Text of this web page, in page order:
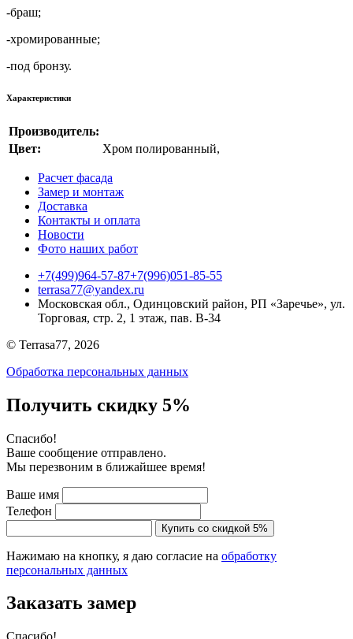
-браш;
-хромированные;
-под бронзу.
Характеристики
Производитель:
Цвет:
Хром полированный,
Расчет фасада
Замер и монтаж
Доставка
Контакты и оплата
Новости
Фото наших работ
+7(499)964-57-87+7(996)051-85-55
terrasa77@yandex.ru
Московская обл., Одинцовский район, РП «Заречье», ул.
Торговая, стр. 2, 1 этаж, пав. B-34
© Terrasa77, 2026
Обработка персональных данных
Получить скидку 5%
Cпасибо!
Ваше сообщение отправлено.
Мы перезвоним в ближайшее время!
Ваше имя
Телефон
Купить со скидкой 5%
Нажимаю на кнопку, я даю согласие на обработку
персональных данных
Заказать замер